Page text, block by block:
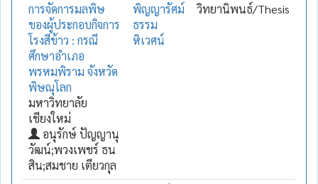
การจัดการมลพิษ
ของผู้ประกอบกิจการ
โรงสีข้าว : กรณี
ศึกษาอำเภอ
พรหมพิราม จังหวัด
พิษณุโลก
มหาวิทยาลัย
เชียงใหม่
อนุรักษ์ ปัญญานุ
วัฒน์;พวงเพชร์ ธน
สิน;สมชาย เตียวกุล
พิญญารัศม์
ธรรม
หิเวศน์
วิทยานิพนธ์/Thesis